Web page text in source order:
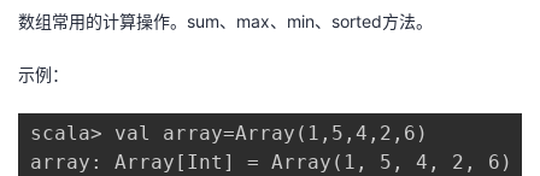
数组常用的计算操作。sum、max、min、sorted方法。
示例：
scala> val array=Array(1,5,4,2,6)
array: Array[Int] = Array(1, 5, 4, 2, 6)